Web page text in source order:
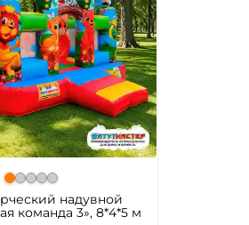
надувной
команда 3», 8*4*5 м